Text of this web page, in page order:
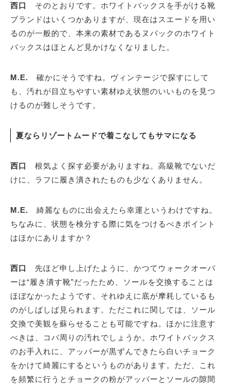
西口 そのとおりです。ホワイトバックスを手がける靴
ブランドはいくつかありますが、現在はスエードを用い
るのが一般的で、本来の素材であるヌバックのホワイト
バックスはほとんど見かけなくなりました。
M.E. 確かにそうですね。ヴィンテージで探すにして
も、汚れが目立ちやすい素材ゆえ状態のいいものを見つ
けるのが難しそうです。
夏ならリゾートムードで着こなしてもサマになる
西口 根気よく探す必要がありますね。高級靴でないだ
けに、ラフに履き潰されたものも少なくありません。
M.E. 綺麗なものに出会えたら幸運というわけですね。
ちなみに、状態を検分する際に気をつけるべきポイント
はほかにありますか？
西口 先ほど申し上げたように、かつてウォークオーバ
ーは“履き潰す靴”だったため、ソールを交換することは
ほぼなかったようです。それゆえに底が摩耗しているも
のがしばしば見られます。ただこれに関しては、ソール
交換で美観を蘇らせることも可能ですね。ほかに注意す
べきは、コバ周りの汚れでしょうか。ホワイトバックス
のお手入れに、アッパーが黒ずんできたら白いチョーク
をかけて綺麗にするというものがあります。ただ、これ
を頻繁に行うとチョークの粉がアッパーとソールの隙間